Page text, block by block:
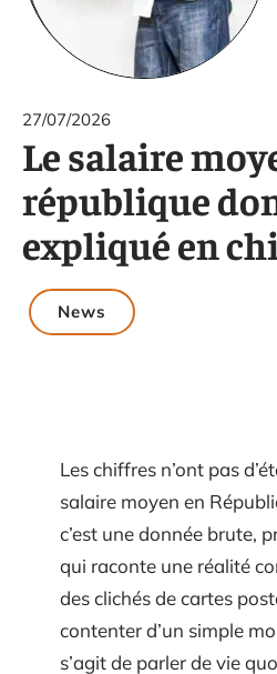
27/07/2026
Le salaire
république
expliqué en
News
Les chiffres n’ont pas
salaire moyen en
c’est une donnée brute,
qui raconte une réalité
des clichés de cartes
contenter d’un simple
s’agit de parler de vie